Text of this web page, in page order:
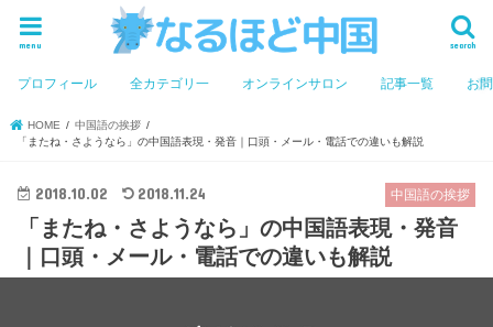
search
menu
プロフィール 全カテゴリ一 オンラインサロン 記事一覧 お
HOME
中国語の挨拶
「またね・さようなら」の中国語表現・発音｜口頭・メール・電話での違いも解説
中国語の挨拶
2018.10.02 2018.11.24
「またね・さようなら」の中国語表現・発音
｜口頭・メール・電話での違いも解説